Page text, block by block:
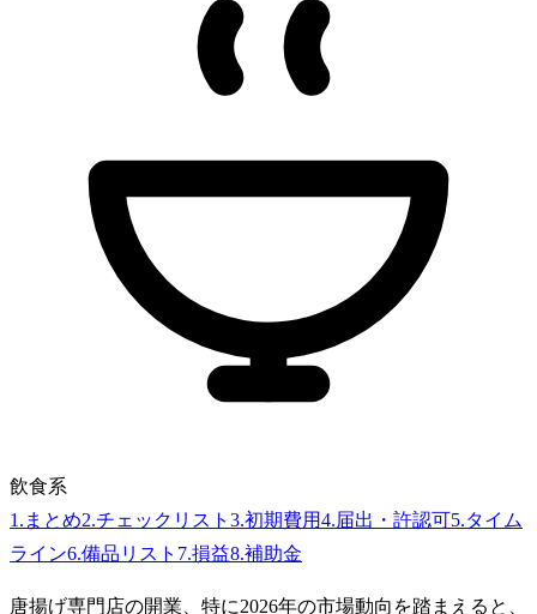
飲食系
1 . まとめ2.チェックリスト 3.初期費用4.届出・許認可5.タイム
ライン6.備品リスト 7.損益8.補助金
唐揚げ専門店の開業、特に2026年の市場動向を踏まえると、